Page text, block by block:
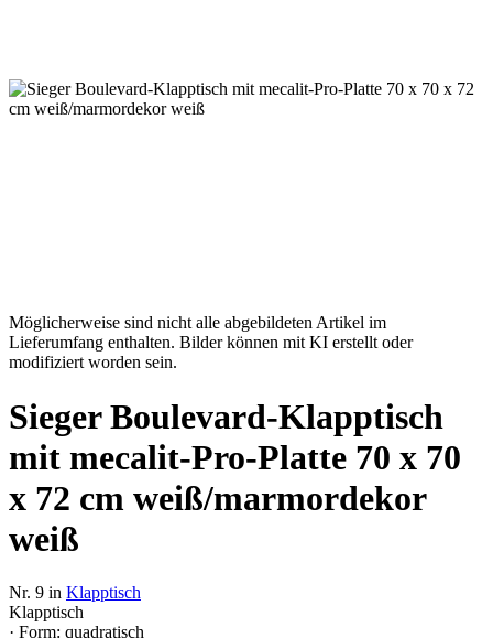
Möglicherweise sind nicht alle abgebildeten Artikel im
Lieferumfang enthalten. Bilder können mit KI erstellt oder
modifiziert worden sein.
Sieger Boulevard-Klapptisch
mit mecalit-Pro-Platte 70 x 70
x 72 cm weiß/marmordekor
weiß
Nr. 9 in Klapptisch
Klapptisch
· Form: quadratisch